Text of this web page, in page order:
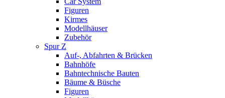
Figuren
Kirmes
Modellhäuser
Zubehör
Spur Z
Auf-, Abfahrten & Brücken
Bahnhöfe
Bahntechnische Bauten
Bäume & Büsche
Figuren